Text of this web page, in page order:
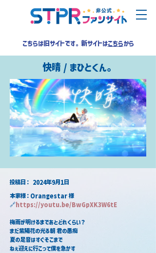
こちらは旧サイトです。新サイトはこちらから
快晴 / まひとくん。
2024年9月1日
​投稿日：
本家様：Orangestar 様
🔗https://youtu.be/BwGpXK3W6tE
梅雨が明けるまであとどれくらい？
まだ紫陽花の光る朝 君の愚痴
夏の足音はすぐそこまで
ねぇ迎えに行こって僕を急かす